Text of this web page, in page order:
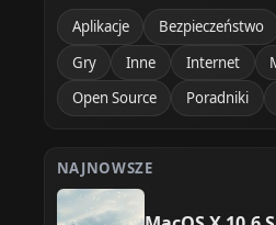
Aplikacje
Bezpieczeństwo
Gry
Inne Internet
Open Source
Poradniki
NAJNOWSZE